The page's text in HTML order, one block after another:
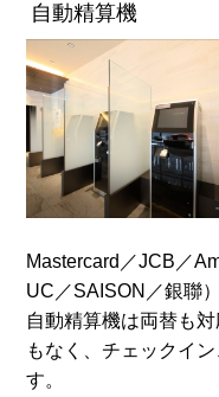
自動精算機
Mastercard／JCB／
UC／SAISON／銀聯）
自動精算機は両替も
もなく、チェックイ
す。